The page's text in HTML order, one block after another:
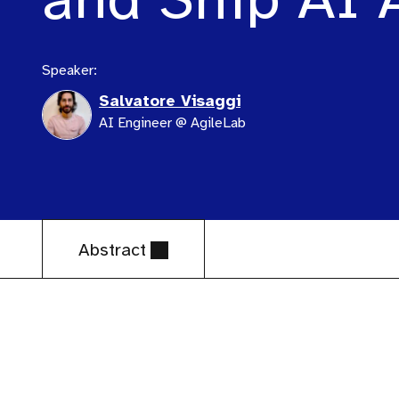
Speaker:
Salvatore Visaggi
AI Engineer @ AgileLab
Abstract